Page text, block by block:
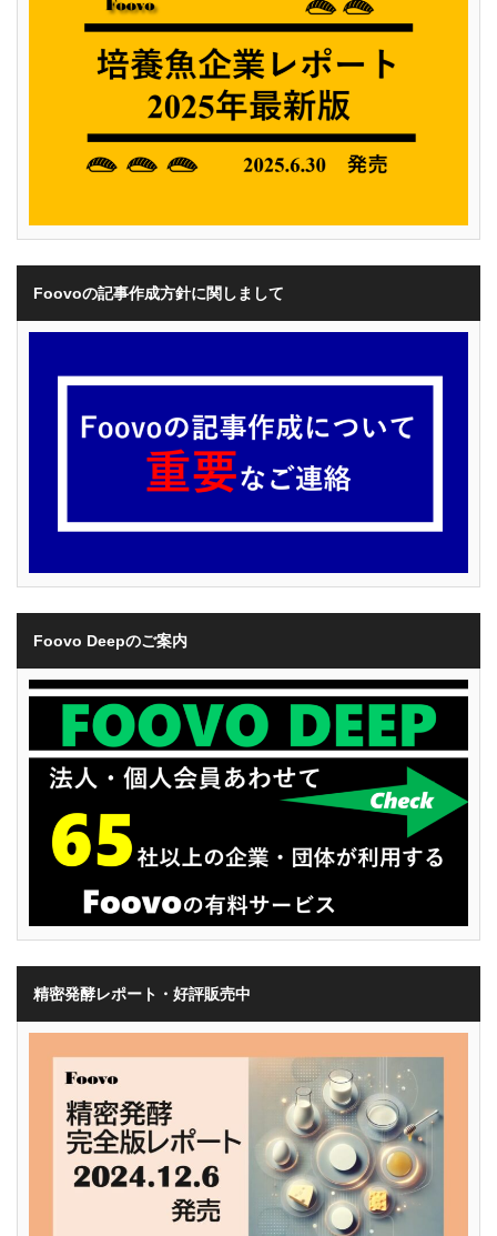
Foovoの記事作成方針に関しまして
Foovo Deepのご案内
精密発酵レポート・好評販売中